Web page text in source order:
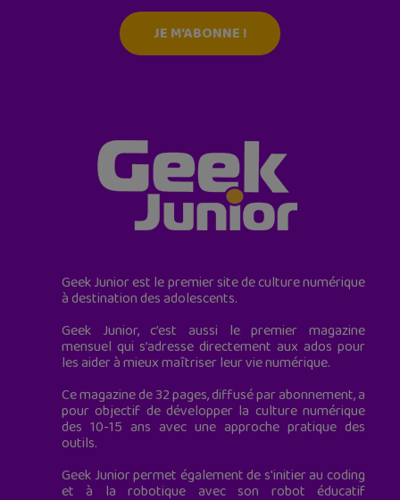
JE M'ABONNE !
Geek Junior est le premier site de culture numérique
à destination des adolescents.
Geek Junior, c’est aussi le premier magazine
mensuel qui s’adresse directement aux ados pour
les aider à mieux maîtriser leur vie numérique.
Ce magazine de 32 pages, diffusé par abonnement, a
pour objectif de développer la culture numérique
des 10-15 ans avec une approche pratique des
outils.
Geek Junior permet également de s'initier au coding
et à la robotique avec son robot éducatif